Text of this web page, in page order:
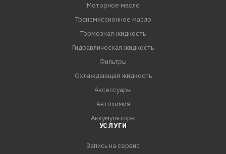
Моторное масло
Трансмиссионное масло
Тормозная жидкость
Гидравлическая жидкость
Фильтры
Охлаждающая жидкость
Аксессуары
Автохимия
Аккумуляторы
УСЛУГИ
Запись на сервис